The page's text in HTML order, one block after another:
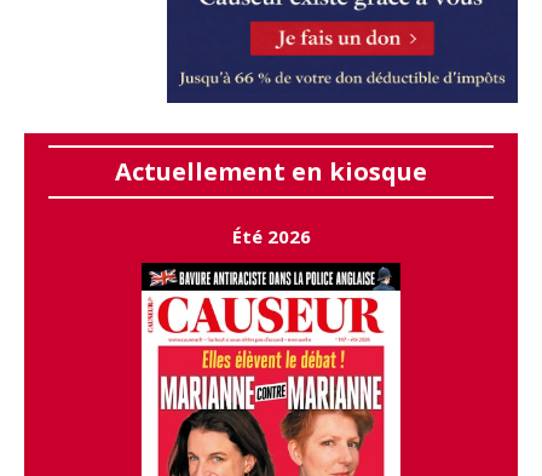
Actuellement en kiosque
Été 2026